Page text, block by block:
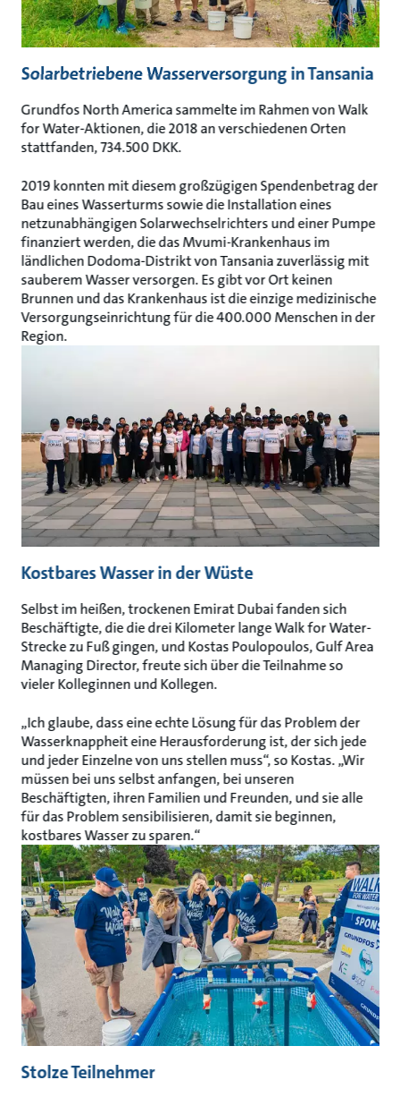
Solarbetriebene Wasserversorgung in Tansania
Grundfos North America sammelte im Rahmen von Walk
for Water-Aktionen, die 2018 an verschiedenen Orten
stattfanden, 734.500 DKK.
2019 konnten mit diesem großzügigen Spendenbetrag der
Bau eines Wasserturms sowie die Installation eines
netzunabhängigen Solarwechselrichters und einer Pumpe
finanziert werden, die das Mvumi-Krankenhaus im
ländlichen Dodoma-Distrikt von Tansania zuverlässig mit
sauberem Wasser versorgen. Es gibt vor Ort keinen
Brunnen und das Krankenhaus ist die einzige medizinische
Versorgungseinrichtung für die 400.000 Menschen in der
Region.
Kostbares Wasser in der Wüste
Selbst im heißen, trockenen Emirat Dubai fanden sich
Beschäftigte, die die drei Kilometer lange Walk for Water-
Strecke zu Fuß gingen, und Kostas Poulopoulos, Gulf Area
Managing Director, freute sich über die Teilnahme so
vieler Kolleginnen und Kollegen.
„Ich glaube, dass eine echte Lösung für das Problem der
Wasserknappheit eine Herausforderung ist, der sich jede
und jeder Einzelne von uns stellen muss“, so Kostas. „Wir
müssen bei uns selbst anfangen, bei unseren
Beschäftigten, ihren Familien und Freunden, und sie alle
für das Problem sensibilisieren, damit sie beginnen,
kostbares Wasser zu sparen.“
Stolze Teilnehmer